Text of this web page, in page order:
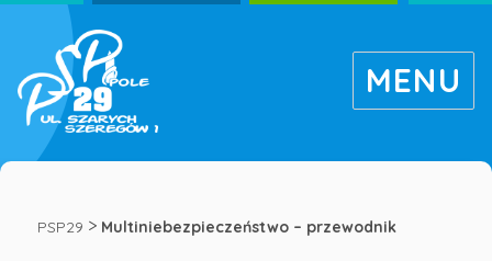
Multiniebezpieczeństwo
MENU
PSP29 > Multiniebezpieczeństwo – przewodnik